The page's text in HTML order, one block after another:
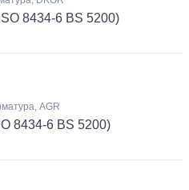
8434-6 BS 5200)
AGR
8434-6 BS 5200)